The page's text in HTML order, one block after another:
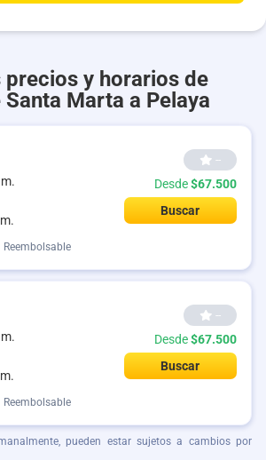
precios y horarios de
Marta a Pelaya
--
Desde$67.500
Buscar
Reembolsable
--
Desde$67.500
Buscar
Reembolsable
pueden estar sujetos a cambios por